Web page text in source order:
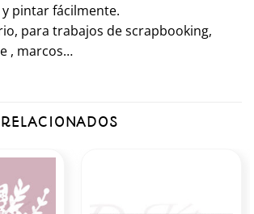
pintar fácilmente.
para trabajos de scrapbooking,
, marcos…